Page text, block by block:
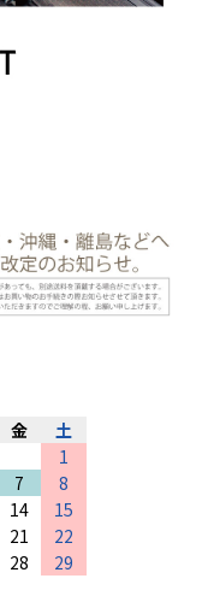
金
土
1
7
8
14
15
21
22
28
29